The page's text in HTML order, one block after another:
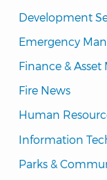
Development
Emergency
Finance &
Fire News
Human
Information
Parks &